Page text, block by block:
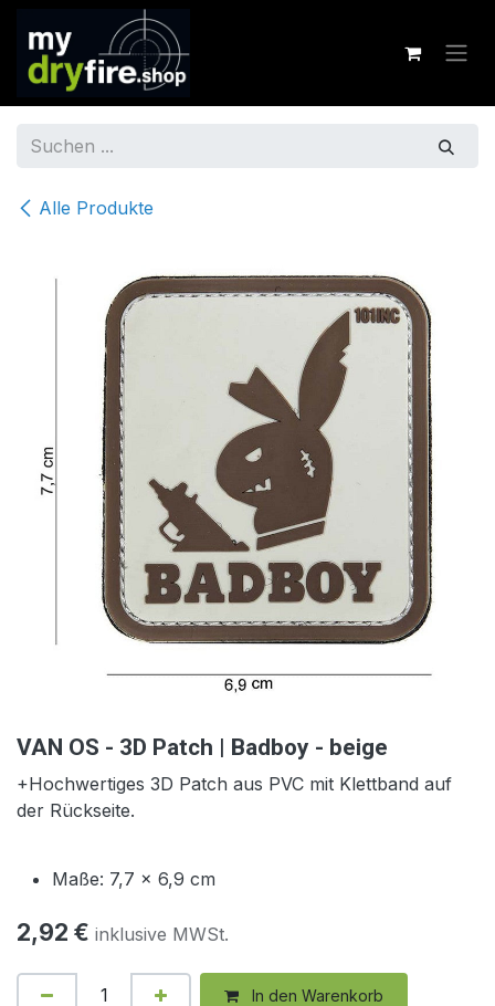
Alle Produkte
VAN OS - 3D Patch | Badboy - beige
+Hochwertiges 3D Patch aus PVC mit Klettband auf
der Rückseite.
Maße: 7,7 x 6,9 cm
2,92 € inklusive MWSt.
In den Warenkorb